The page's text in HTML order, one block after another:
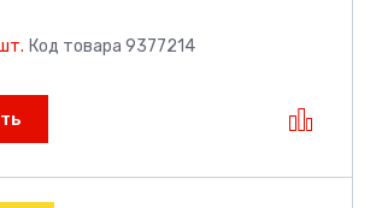
Код товара 9377214